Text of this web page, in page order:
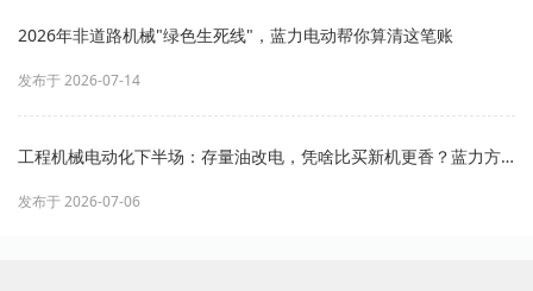
2026年非道路机械"绿色生死线"，蓝力电动帮你算清这笔账
发布于 2026-07-14
工程机械电动化下半场：存量油改电，凭啥比买新机更香？蓝力方
发布于 2026-07-06